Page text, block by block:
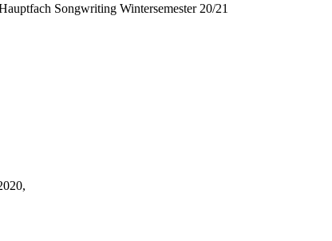
Songwriting Wintersemester 20/21